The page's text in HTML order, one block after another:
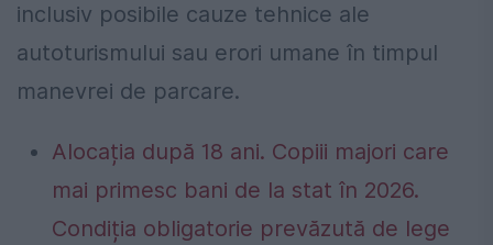
inclusiv posibile cauze tehnice ale
autoturismului sau erori umane în timpul
manevrei de parcare.
Alocația după 18 ani. Copiii majori care
mai primesc bani de la stat în 2026.
Condiția obligatorie prevăzută de lege